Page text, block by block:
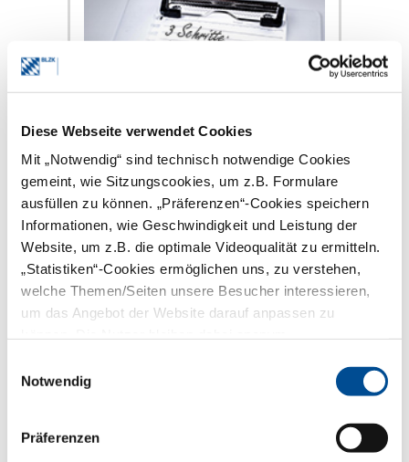
Diese Webseite verwendet Cookies
Mit „Notwendig“ sind technisch notwendige Cookies
gemeint, wie Sitzungscookies, um z.B. Formulare
ausfüllen zu können. „Präferenzen“-Cookies speichern
Informationen, wie Geschwindigkeit und Leistung der
Website, um z.B. die optimale Videoqualität zu ermitteln.
„Statistiken“-Cookies ermöglichen uns, zu verstehen,
welche Themen/Seiten unsere Besucher interessieren,
um das Angebot der Website darauf anpassen zu
Notwendig
Präferenzen
Langfristig, mittelfristig, kurzfristig – auch
wenn sich der Übergabeprozess nicht in
Jahre oder Monate einteilen lässt, so
können diese drei Schritte dabei helfen,
eine Struktur in den komplexen Vorgang
einer Praxisübergabe zu bringen.
mehr
Formen der Nachfolge